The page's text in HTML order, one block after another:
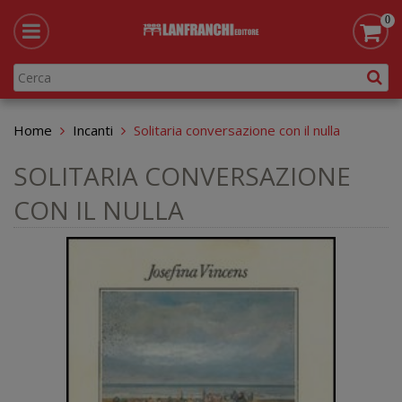
0
Home Incanti Solitaria conversazione con il nulla
SOLITARIA CONVERSAZIONE
CON IL NULLA